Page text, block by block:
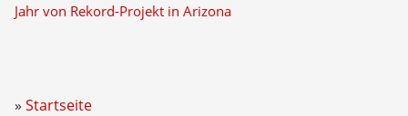
Jahr von Rekord-Projekt in Arizona
Startseite